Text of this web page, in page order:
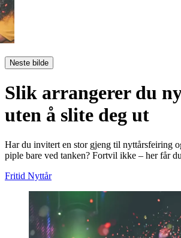
Neste bilde
Slik arrangerer du
uten å slite deg ut
Har du invitert en stor gjeng til nyttårsfeiring
piple bare ved tanken? Fortvil ikke – her får
Fritid Nyttår